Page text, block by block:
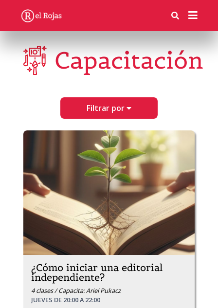
Capacitación
Filtrar por
¿Cómo iniciar una editorial
independiente?
4 clases / Capacita: Ariel Pukacz
JUEVES DE 20:00 A 22:00